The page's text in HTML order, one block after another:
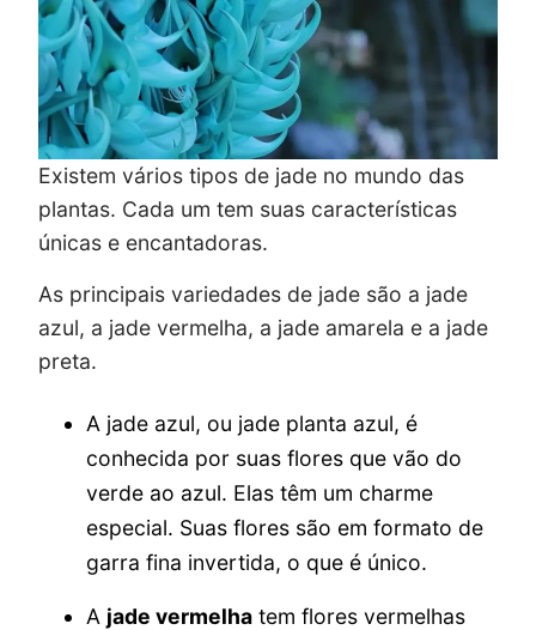
Existem vários tipos de jade no mundo das
plantas. Cada um tem suas características
únicas e encantadoras.
As principais variedades de jade são a jade
azul, a jade vermelha, a jade amarela e a jade
preta.
A jade azul, ou jade planta azul, é
conhecida por suas flores que vão do
verde ao azul. Elas têm um charme
especial. Suas flores são em formato de
garra fina invertida, o que é único.
A jade vermelha tem flores vermelhas